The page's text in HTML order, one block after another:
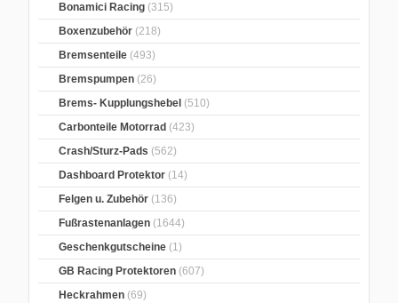
Bonamici Racing (315)
Boxenzubehör (218)
Bremsenteile (493)
Bremspumpen (26)
Brems- Kupplungshebel (510)
Carbonteile Motorrad (423)
Crash/Sturz-Pads (562)
Dashboard Protektor (14)
Felgen u. Zubehör (136)
Fußrastenanlagen (1644)
Geschenkgutscheine (1)
GB Racing Protektoren (607)
Heckrahmen (69)